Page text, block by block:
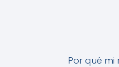
Por qué